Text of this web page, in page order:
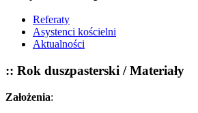
Referaty
Asystenci kościelni
Aktualności
:: Rok duszpasterski / Materiały
Założenia: